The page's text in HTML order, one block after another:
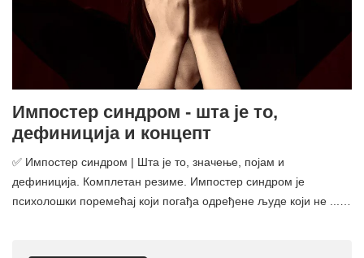
Импостер синдром - шта је то,
дефиниција и концепт
✅ Импостер синдром | Шта је то, значење, појам и
дефиниција. Комплетан резиме. Импостер синдром је
психолошки поремећај који погађа одређене људе који не ...…